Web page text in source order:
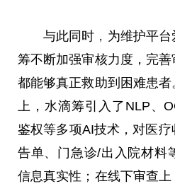
与此同时 ， 为维护平
筹不断加强审核力度，完
都能够真正救助到困难患者
上，水滴筹引入了NLP、
鉴权等多项AI技术，对医
告单、门急诊/出入院材料
信息真实性；在线下审查